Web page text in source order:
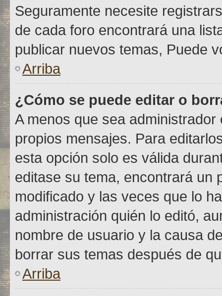
Seguramente necesite
de cada foro encontrará una
publicar nuevos temas, Puede
Arriba
¿Cómo se puede editar o
A menos que sea
propios mensajes. Para
esta opción solo es válida
editase su tema, encontrará un
modificado y las veces que lo
administración quién lo editó,
nombre de usuario y la causa
borrar sus temas después de
Arriba